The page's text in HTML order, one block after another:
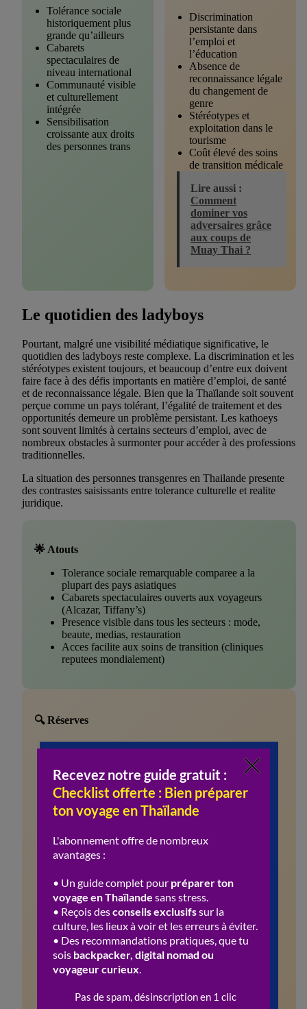
Tolérance sociale
historiquement plus
grande qu’ailleurs
Cabarets
spectaculaires de
niveau international
Communauté visible
et culturellement
intégrée
Sensibilisation
croissante aux droits
des personnes trans
Discrimination
persistante dans
l’emploi et
l’éducation
Absence de
reconnaissance légale
du changement de
genre
Stéréotypes et
exploitation dans le
tourisme
Coût élevé des soins
de transition médicale
Lire aussi :
Comment
dominer vos
adversaires grâce
aux coups de
Muay Thai ?
Le quotidien des ladyboys
Pourtant, malgré une visibilité médiatique significative, le
quotidien des ladyboys reste complexe. La discrimination et les
stéréotypes existent toujours, et beaucoup d’entre eux doivent
faire face à des défis importants en matière d’emploi, de santé
et de reconnaissance légale. Bien que la Thaïlande soit souvent
perçue comme un pays tolérant, l’égalité de traitement et des
opportunités demeure un problème persistant. Les kathoeys
sont souvent limités à certains secteurs d’emploi, avec de
nombreux obstacles à surmonter pour accéder à des professions
traditionnelles.
La situation des personnes transgenres en Thailande presente
des contrastes saisissants entre tolerance culturelle et realite
juridique.
🌟 Atouts
Tolerance sociale remarquable comparee a la
plupart des pays asiatiques
Cabarets spectaculaires ouverts aux voyageurs
(Alcazar, Tiffany’s)
Presence visible dans tous les secteurs : mode,
beaute, medias, restauration
Acces facilite aux soins de transition (cliniques
reputees mondialement)
🔍 Réserves